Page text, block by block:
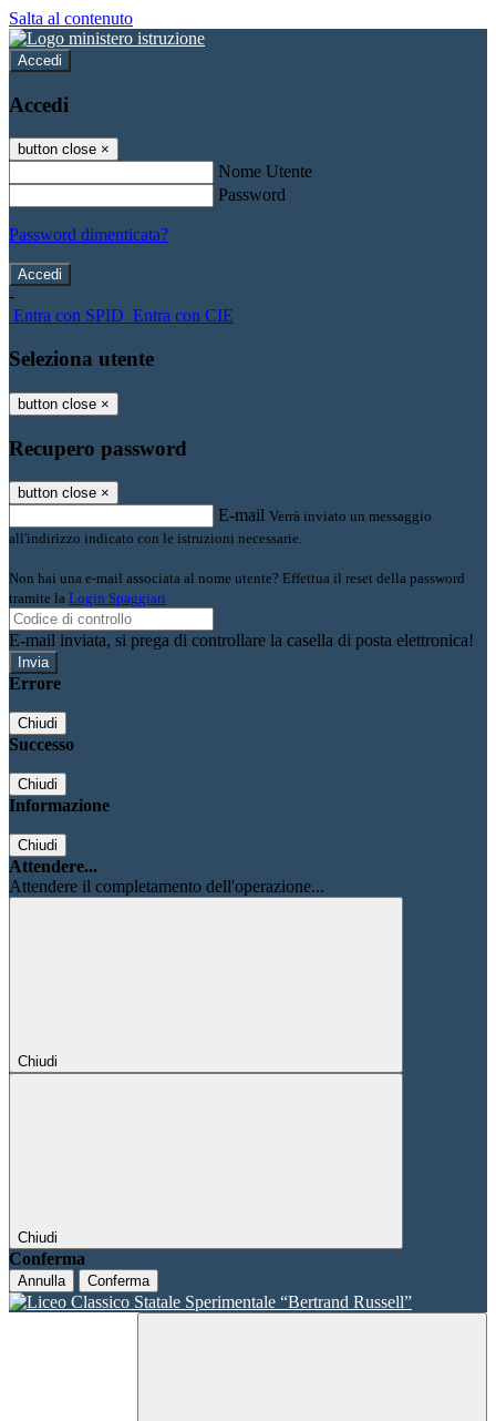
Salta al contenuto
Accedi
Accedi
button close ×
Nome Utente
Password
Password dimenticata?
-
Entra con SPID Entra con CIE
Seleziona utente
button close ×
Recupero password
button close ×
E-mail Verrà inviato un messaggio
all'indirizzo indicato con le istruzioni necessarie.
Non hai una e-mail associata al nome utente? Effettua il reset della password
tramite la Login Spaggiari
E-mail inviata, si prega di controllare la casella di posta elettronica!
Errore
Chiudi
Successo
Chiudi
Informazione
Chiudi
Attendere...
Attendere il completamento dell'operazione...
Chiudi
Chiudi
Conferma
Annulla Conferma